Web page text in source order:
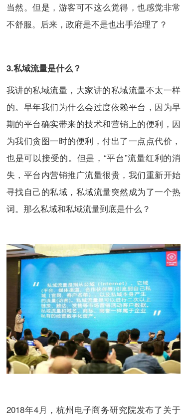
当然。但是，游客可不这么觉得，也感觉非常
不舒服。后来，政府是不是也出手治理了？
3.私域流量是什么？
我讲的私域流量，大家讲的私域流量不太一样
的。早年我们为什么会过度依赖平台，因为早
期的平台确实带来的技术和营销上的便利，因
为我们贪图一时的便利，付出了一点点代价，
也是可以接受的。但是，“平台”流量红利的消
失，平台内营销推广流量很贵，我们重新开始
寻找自己的私域，私域流量突然成为了一个热
词。那么私域和私域流量到底是什么？
2018年4月，杭州电子商务研究院发布了关于